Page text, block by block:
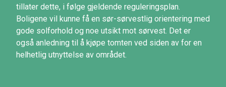
tillater dette, i følge gjeldende reguleringsplan.
Boligene vil kunne få en sør-sørvestlig orientering med
gode solforhold og noe utsikt mot sørvest. Det er
også anledning til å kjøpe tomten ved siden av for en
helhetlig utnyttelse av området.